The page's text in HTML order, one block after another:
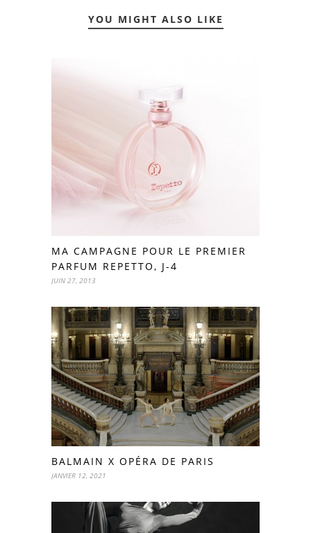
YOU MIGHT ALSO LIKE
MA CAMPAGNE POUR LE PREMIER
PARFUM REPETTO, J-4
JUIN 27, 2013
BALMAIN X OPÉRA DE PARIS
JANVIER 12, 2021